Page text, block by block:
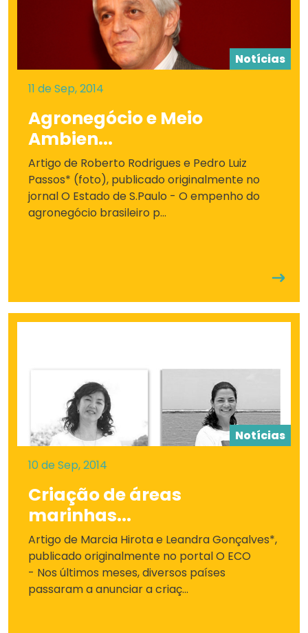
Notícias
11 de Sep, 2014
Agronegócio e Meio
Ambien...
Artigo de Roberto Rodrigues e Pedro Luiz
Passos* (foto), publicado originalmente no
jornal O Estado de S.Paulo - O empenho do
agronegócio brasileiro p...
Notícias
10 de Sep, 2014
Criação de áreas
marinhas...
Artigo de Marcia Hirota e Leandra Gonçalves*,
publicado originalmente no portal O ECO
- Nos últimos meses, diversos países
passaram a anunciar a criaç...